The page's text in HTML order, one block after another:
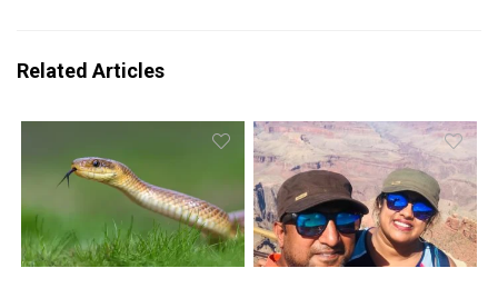
Related Articles